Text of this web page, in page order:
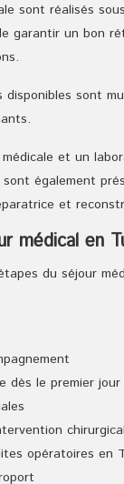
sont réalisés
garantir un bon
sont
et un
sont également
et
médical en
du séjour
dès le premier jour
opératoires en